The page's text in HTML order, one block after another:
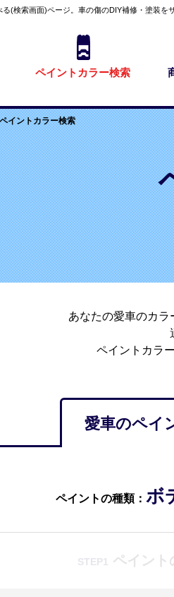
る(検索画面)ページ。車の傷のDIY補修・塗装を
ペイントカラー検索
ペイントカラー検索
あなたの愛車のカ
ペイントカラ
愛車のペイ
ペイントの種類： ボ
STEP1 ペイント